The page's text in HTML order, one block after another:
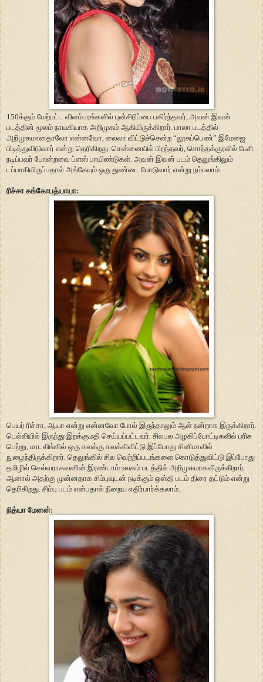
150க்கும் மேற்பட்ட விளம்பரங்களில் புன்சிரிப்பை பகிர்ந்தவர், அவன் இவன்
படத்தின் மூலம் நாயகியாக அறிமுகம் ஆகியிருக்கிறார். பாலா படத்தில்
அறிமுகமானதாலோ என்னவோ, லைலா விட்டுச்சென்ற “லூசுப்பெண்” இமேஜை
பிடித்துவிடுவார் என்று தெரிகிறது. சென்னையில் பிறந்தவர், சொந்தக்குரலில் பேசி
நடிப்பவர் போன்றவை ப்ளஸ் பாயிண்டுகள். அவன் இவன் படம் தெலுங்கிலும்
டப்பாகியிருப்பதால் அங்கேயும் ஒரு துண்டை போடுவார் என்று நம்பலாம்.
ரிச்சா கங்கோபத்யாயா:
பெயர் ரிச்சா, ஆயா என்று என்னவோ போல் இருந்தாலும் ஆள் நன்றாக இருக்கிறார்.
டெல்லியில் இருந்து இறக்குமதி செய்யப்பட்டவர். சிலபல அழகிப்போட்டிகளில் பரிசு
பெற்று, மாடலிங்கில் ஒரு கலக்கு கலக்கிவிட்டு இப்போது சினிமாவில்
நுழைந்திருக்கிறார். தெலுங்கில் சில வெற்றிப்படங்களை கொடுத்துவிட்டு இப்போது
தமிழில் செல்வராகவனின் இரண்டாம் உலகம் படத்தில் அறிமுகமாகவிருக்கிறார்.
ஆனால் அதற்கு முன்னதாக சிம்புவுடன் நடிக்கும் ஒஸ்தி படம் திரை தட்டும் என்று
தெரிகிறது. சிம்பு படம் என்பதால் நிறைய எதிர்பார்க்கலாம்.
நித்யா மேனன்: